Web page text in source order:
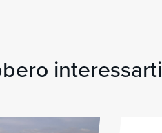
interessarti